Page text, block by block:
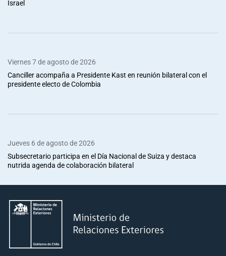
Israel
Viernes 7 de agosto de 2026
Canciller acompaña a Presidente Kast en reunión bilateral con el
presidente electo de Colombia
Jueves 6 de agosto de 2026
Subsecretario participa en el Día Nacional de Suiza y destaca
nutrida agenda de colaboración bilateral